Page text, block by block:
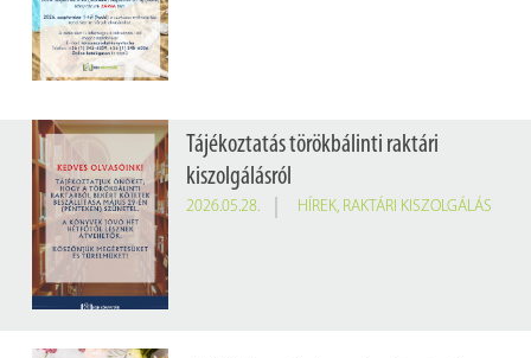
Tájékoztatás törökbálinti raktári
kiszolgálásról
2026.05.28. HÍREK, RAKTÁRI KISZOLGÁLÁS